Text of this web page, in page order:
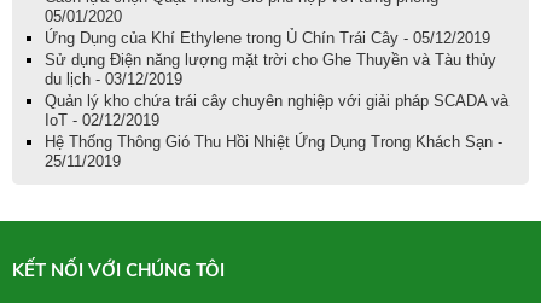
05/01/2020
Ứng Dụng của Khí Ethylene trong Ủ Chín Trái Cây - 05/12/2019
Sử dụng Điện năng lượng mặt trời cho Ghe Thuyền và Tàu thủy
du lịch - 03/12/2019
Quản lý kho chứa trái cây chuyên nghiệp với giải pháp SCADA và
IoT - 02/12/2019
Hệ Thống Thông Gió Thu Hồi Nhiệt Ứng Dụng Trong Khách Sạn -
25/11/2019
KẾT NỐI VỚI CHÚNG TÔI